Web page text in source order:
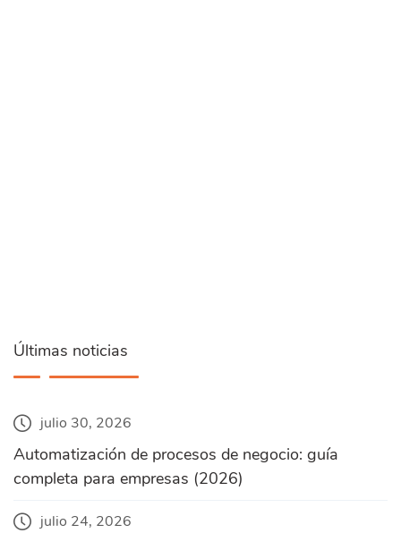
Últimas noticias
julio 30, 2026
Automatización de procesos de negocio: guía
completa para empresas (2026)
julio 24, 2026